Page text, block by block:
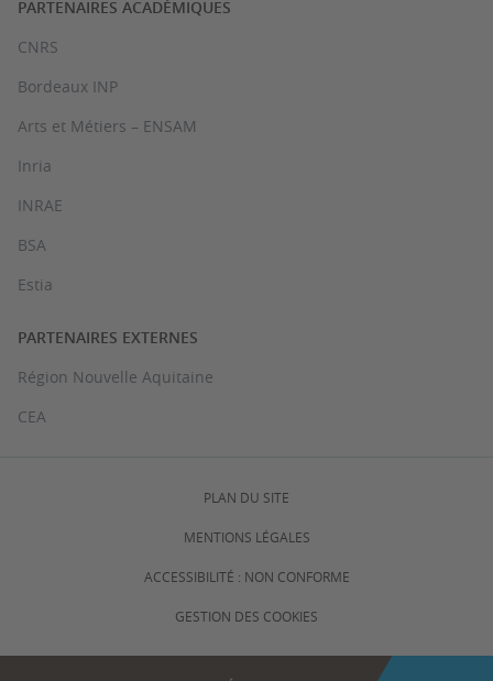
PARTENAIRES ACADÉMIQUES
CNRS
Bordeaux INP
Arts et Métiers – ENSAM
Inria
INRAE
BSA
Estia
PARTENAIRES EXTERNES
Région Nouvelle Aquitaine
CEA
PLAN DU SITE
MENTIONS LÉGALES
ACCESSIBILITÉ : NON CONFORME
GESTION DES COOKIES